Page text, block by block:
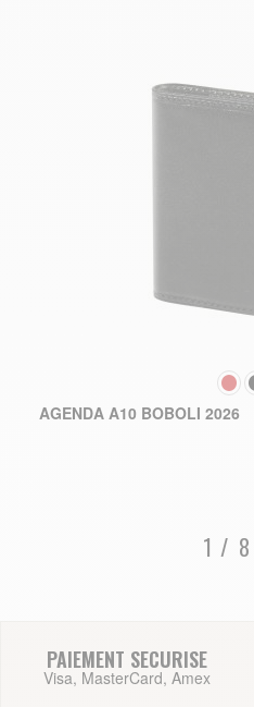
COULEUR
AGENDA A10 BOBOLI 2026
/ 8
PAIEMENT SECURISE
Visa, MasterCard, Amex